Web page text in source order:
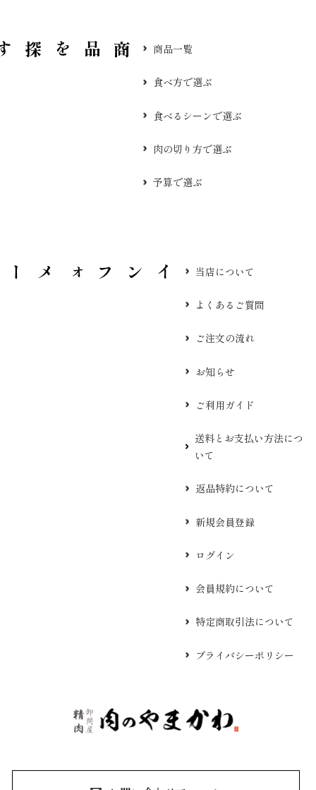
す 商品一覧
食べ方で選ぶ
食べるシーンで選ぶ
肉の切り方で選ぶ
予算で選ぶ
当店について
よくあるご質問
ご注文の流れ
お知らせ
ご利用ガイド
送料とお支払い方法につ
いて
返品特約について
新規会員登録
ログイン
会員規約について
特定商取引法について
プライバシーポリシー